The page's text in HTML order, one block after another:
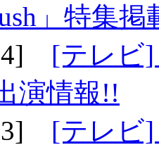
」特集
[テレビ]
演情報!!
[テレビ